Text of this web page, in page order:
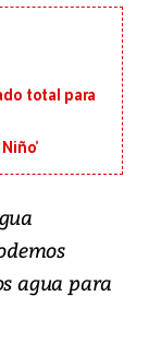
total para
agua para